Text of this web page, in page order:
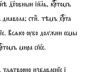
іиль, кртомъ
стиⷯ. тѣмъ хрта
. Всѧко ѹбо должни есмы
мира спсе.